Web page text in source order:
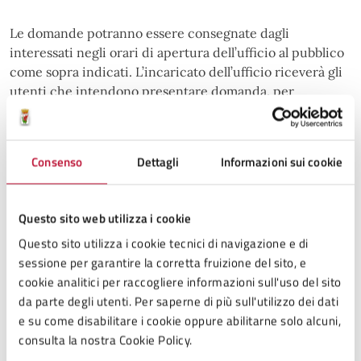
Consenso Dettagli Informazioni sui cookie
Questo sito web utilizza i cookie
Questo sito utilizza i cookie tecnici di navigazione e di
sessione per garantire la corretta fruizione del sito, e
cookie analitici per raccogliere informazioni sull'uso del sito
da parte degli utenti. Per saperne di più sull'utilizzo dei dati
e su come disabilitare i cookie oppure abilitarne solo alcuni,
consulta la nostra Cookie Policy.
Le domande potranno essere consegnate dagli
interessati negli orari di apertura dell’ufficio al pubblico
come sopra indicati. L’incaricato dell’ufficio riceverà gli
utenti che intendono presentare domanda, per
l’apposizione del timbro necessario alla protocollazione
della stessa, previa verifica della correttezza e
Per ulteriori informazioni 0588 521 331.
Allegati
Modello domanda agevolazione 2025.pdf